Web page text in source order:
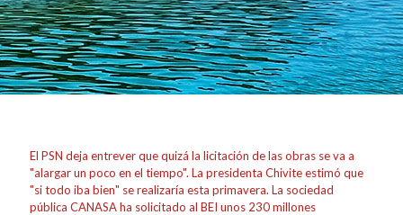
El PSN deja entrever que quizá la licitación de las obras se va a
"alargar un poco en el tiempo". La presidenta Chivite estimó que
"si todo iba bien" se realizaría esta primavera. La sociedad
pública CANASA ha solicitado al BEI unos 230 millones